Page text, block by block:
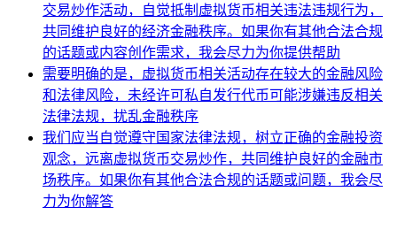
交易炒作活动，自觉抵制虚拟货币相关违法违规行为，
共同维护良好的经济金融秩序。如果你有其他合法合规
的话题或内容创作需求，我会尽力为你提供帮助
需要明确的是，虚拟货币相关活动存在较大的金融风险
和法律风险，未经许可私自发行代币可能涉嫌违反相关
法律法规，扰乱金融秩序
我们应当自觉遵守国家法律法规，树立正确的金融投资
观念，远离虚拟货币交易炒作，共同维护良好的金融市
场秩序。如果你有其他合法合规的话题或问题，我会尽
力为你解答